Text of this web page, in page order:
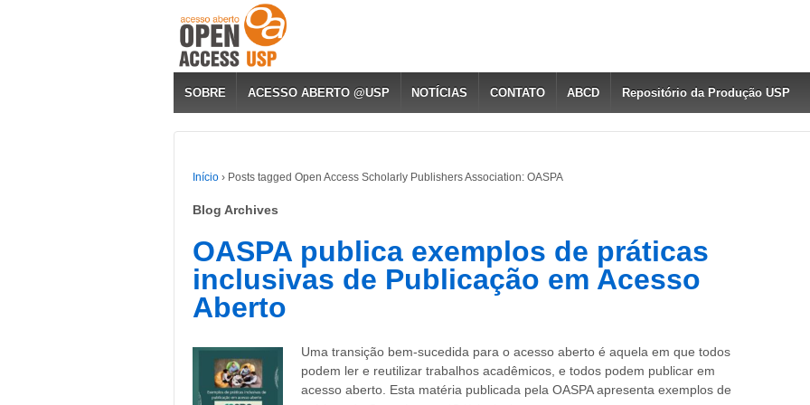
SOBRE ACESSO ABERTO @USP NOTÍCIAS CONTATO ABCD Repositório da Produção USP
Início › Posts tagged Open Access Scholarly Publishers Association: OASPA
Blog Archives
OASPA publica exemplos de práticas
inclusivas de Publicação em Acesso
Aberto
Uma transição bem-sucedida para o acesso aberto é aquela em que todos
podem ler e reutilizar trabalhos acadêmicos, e todos podem publicar em
acesso aberto. Esta matéria publicada pela OASPA apresenta exemplos de